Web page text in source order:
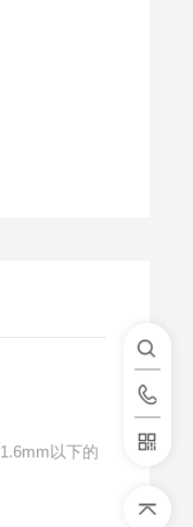
1.6mm 以下的